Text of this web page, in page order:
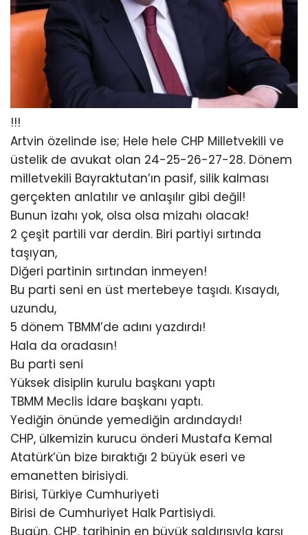
!!!
Artvin özelinde ise; Hele hele CHP Milletvekili ve
üstelik de avukat olan 24-25-26-27-28. Dönem
milletvekili Bayraktutan’ın pasif, silik kalması
gerçekten anlatılır ve anlaşılır gibi değil!
Bunun izahı yok, olsa olsa mizahı olacak!
2 çeşit partili var derdin. Biri partiyi sırtında
taşıyan,
Diğeri partinin sırtından inmeyen!
Bu parti seni en üst mertebeye taşıdı. Kısaydı,
uzundu,
5 dönem TBMM’de adını yazdırdı!
Hala da oradasın!
Bu parti seni
Yüksek disiplin kurulu başkanı yaptı
TBMM Meclis İdare başkanı yaptı.
Yediğin önünde yemediğin ardındaydı!
CHP, ülkemizin kurucu önderi Mustafa Kemal
Atatürk’ün bize bıraktığı 2 büyük eseri ve
emanetten birisiydi.
Birisi, Türkiye Cumhuriyeti
Birisi de Cumhuriyet Halk Partisiydi.